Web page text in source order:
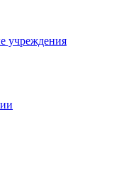
учреждения